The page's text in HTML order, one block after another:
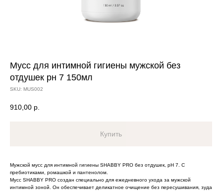
Мусс для интимной гигиены мужской без
отдушек pн 7 150мл
SKU: MUS002
910,00 р.
Купить
Мужской мусс для интимной гигиены SHABBY PRO без отдушек, pH 7. С
пребиотиками, ромашкой и пантенолом.
Мусс SHABBY PRO создан специально для ежедневного ухода за мужской
интимной зоной. Он обеспечивает деликатное очищение без пересушивания, зуда